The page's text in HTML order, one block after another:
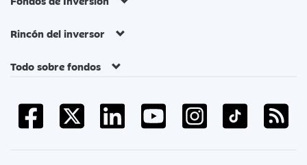
Rincón del inversor
Todo sobre fondos